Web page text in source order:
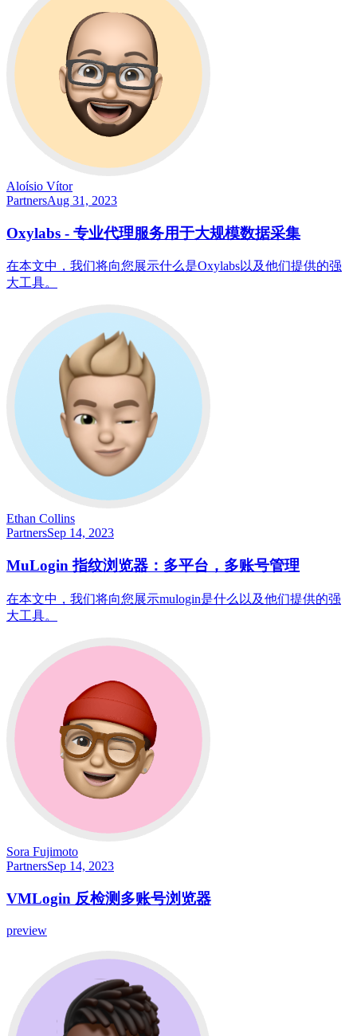
Aloísio Vítor
PartnersAug 31, 2023
Oxylabs - 专业代理服务用于大规模数据采集
在本文中，我们将向您展示什么是Oxylabs以及他们提供的强
大工具。
Ethan Collins
PartnersSep 14, 2023
MuLogin 指纹浏览器：多平台，多账号管理
在本文中，我们将向您展示mulogin是什么以及他们提供的强
大工具。
Sora Fujimoto
PartnersSep 14, 2023
VMLogin 反检测多账号浏览器
preview